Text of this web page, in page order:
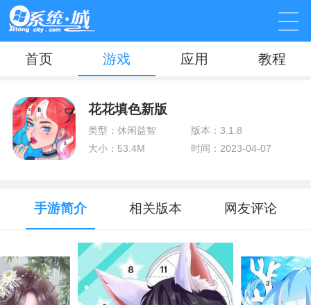
首页 游戏 应用 教程
花花填色新版
类型：休闲益智
版本：3.1.8
大小：53.4M
时间：2023-04-07
手游简介 相关版本 网友评论